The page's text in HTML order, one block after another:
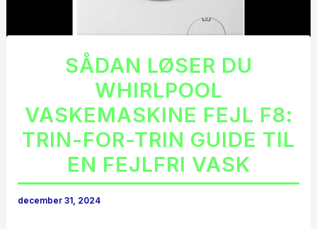
SÅDAN LØSER DU
WHIRLPOOL
VASKEMASKINE FEJL F8:
TRIN-FOR-TRIN GUIDE TIL
EN FEJLFRI VASK
december 31, 2024